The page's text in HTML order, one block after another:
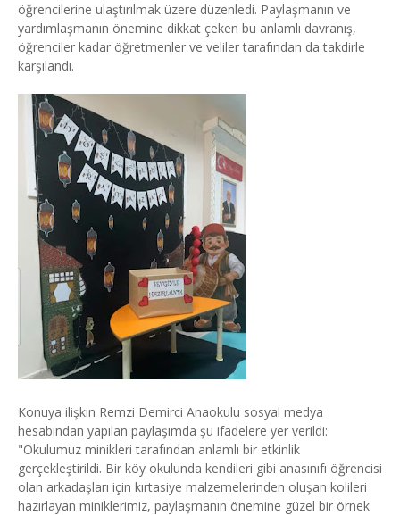
öğrencilerine ulaştırılmak üzere düzenledi. Paylaşmanın ve
yardımlaşmanın önemine dikkat çeken bu anlamlı davranış,
öğrenciler kadar öğretmenler ve veliler tarafından da takdirle
karşılandı.
Konuya ilişkin Remzi Demirci Anaokulu sosyal medya
hesabından yapılan paylaşımda şu ifadelere yer verildi:
"Okulumuz minikleri tarafından anlamlı bir etkinlik
gerçekleştirildi. Bir köy okulunda kendileri gibi anasınıfı öğrencisi
olan arkadaşları için kırtasiye malzemelerinden oluşan kolileri
hazırlayan miniklerimiz, paylaşmanın önemine güzel bir örnek